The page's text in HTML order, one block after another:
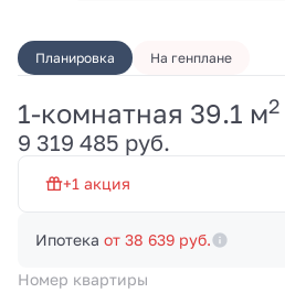
Планировка На генплане
1-комнатная 39.1 м2
9 319 485 руб.
+1 акция
Первый взнос от 20% и
платежи 100 000 руб./
мес. до 20.03.2028.
действует до
31.08.2026.
Ипотека от 38 639 руб.
Номер квартиры